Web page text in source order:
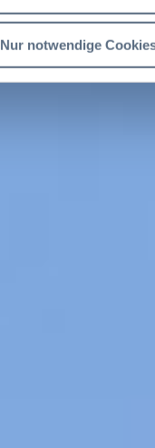
Nur notwendige